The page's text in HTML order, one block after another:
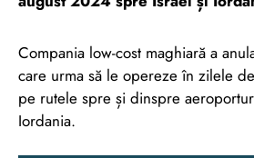
Compania low-cost maghiară a
care urma să le opereze în zilele
pe rutele spre și dinspre
Iordania.